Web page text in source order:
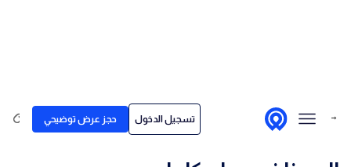
تسجيل الدخول حجز عرض توضيحي
لمن نقدم خدماتنا
قصص العملاء
→ العودة إلى قاموس المصطلحات